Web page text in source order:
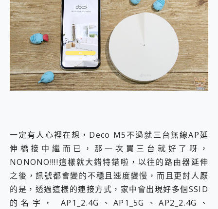
一定有人心裡在想，Deco M5不過就三台無線AP延
伸橋接中繼而已，那一次買三台就好了呀，
NONONO!!!!這樣就大錯特錯啦，以往的路由器延伸
之後，訊號都會變的不穩且速度變慢，而且更討人厭
的是，透過這樣的連接方式，家中會出現好多個SSID
的名字， AP1_2.4G、AP1_5G、AP2_2.4G、